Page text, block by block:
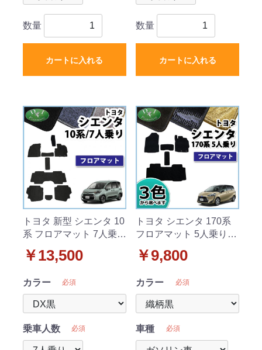
数量
カートに入れる
数量
カートに入れる
トヨタ 新型 シエンタ 10
系 フロアマット 7人乗り
￥13,500
カラー 必須
乗車人数 必須
トヨタ シエンタ 170系
フロアマット 5人乗り用
￥9,800
カラー 必須
車種 必須